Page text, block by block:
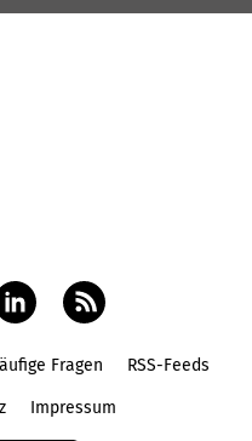
Fragen RSS-Feeds
Impressum